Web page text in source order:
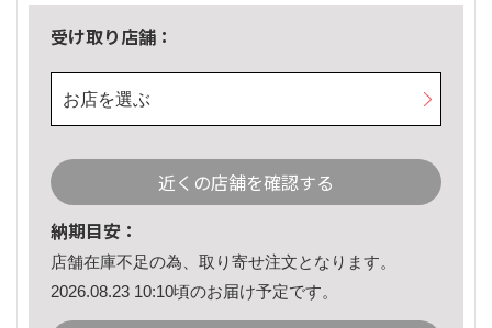
受け取り店舗：
お店を選ぶ
近くの店舗を確認する
納期目安：
店舗在庫不足の為、取り寄せ注文となります。
2026.08.23 10:10頃のお届け予定です。